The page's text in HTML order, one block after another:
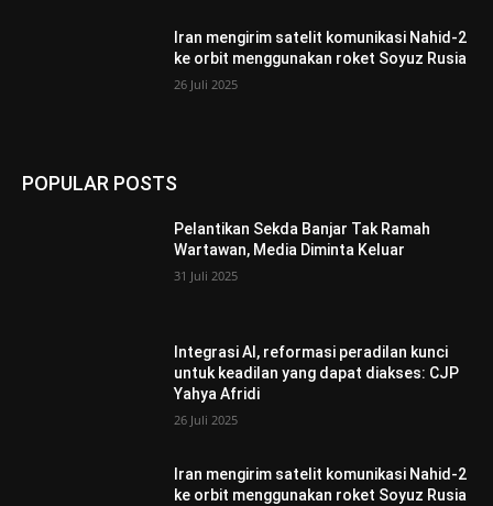
Iran mengirim satelit komunikasi Nahid-2
ke orbit menggunakan roket Soyuz Rusia
26 Juli 2025
POPULAR POSTS
Pelantikan Sekda Banjar Tak Ramah
Wartawan, Media Diminta Keluar
31 Juli 2025
Integrasi AI, reformasi peradilan kunci
untuk keadilan yang dapat diakses: CJP
Yahya Afridi
26 Juli 2025
Iran mengirim satelit komunikasi Nahid-2
ke orbit menggunakan roket Soyuz Rusia